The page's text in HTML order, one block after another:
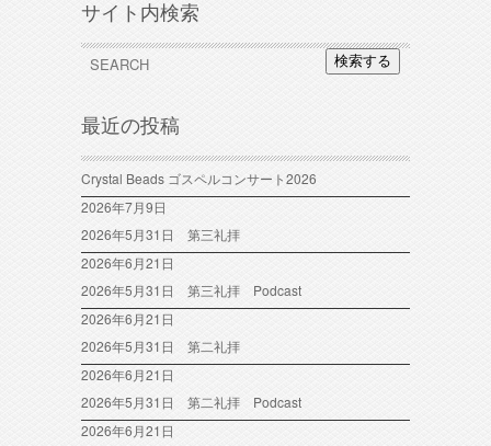
サイト内検索
検索する
最近の投稿
Crystal Beads ゴスペルコンサート2026
2026年7月9日
2026年5月31日 第三礼拝
2026年6月21日
2026年5月31日 第三礼拝 Podcast
2026年6月21日
2026年5月31日 第二礼拝
2026年6月21日
2026年5月31日 第二礼拝 Podcast
2026年6月21日